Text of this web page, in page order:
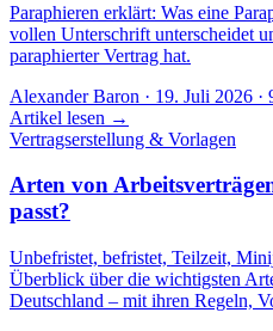
Paraphieren erklärt: Was eine
vollen Unterschrift unterscheidet
paraphierter Vertrag hat.
Alexander Baron · 19. Juli 2026 ·
Artikel lesen →
Vertragserstellung & Vorlagen
Arten von
passt?
Unbefristet, befristet, Teilzeit,
Überblick über die wichtigsten
Deutschland – mit ihren Regeln,